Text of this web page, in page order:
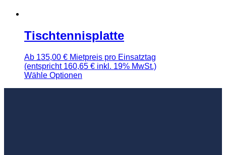
Tischtennisplatte
Ab 135,00 € Mietpreis pro Einsatztag
(entspricht 160,65 € inkl. 19% MwSt.)
Wähle Optionen